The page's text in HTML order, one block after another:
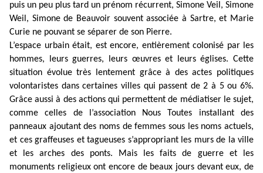
puis un peu plus tard un prénom récurrent, Simone Veil, Simone
Weil, Simone de Beauvoir souvent associée à Sartre, et Marie
Curie ne pouvant se séparer de son Pierre.
L’espace urbain était, est encore, entièrement colonisé par les
hommes, leurs guerres, leurs œuvres et leurs églises. Cette
situation évolue très lentement grâce à des actes politiques
volontaristes dans certaines villes qui passent de 2 à 5 ou 6%.
Grâce aussi à des actions qui permettent de médiatiser le sujet,
comme celles de l’association Nous Toutes installant des
panneaux ajoutant des noms de femmes sous les noms actuels,
et ces graffeuses et tagueuses s’appropriant les murs de la ville
et les arches des ponts. Mais les faits de guerre et les
monuments religieux ont encore de beaux jours devant eux, de